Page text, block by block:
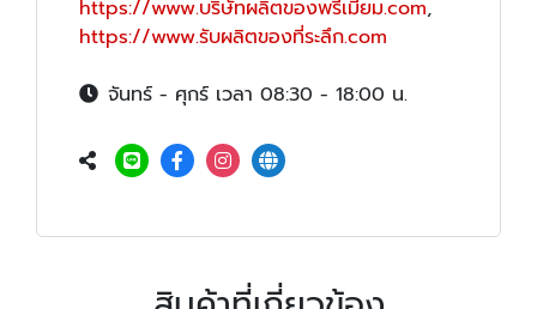
https://www.บริษัทผลิตของพรีเมียม.com,
https://www.รับผลิตของที่ระลึก.com
จันทร์ - ศุกร์ เวลา 08:30 - 18:00 น.